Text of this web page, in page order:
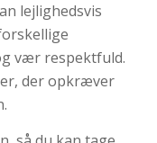
lejlighedsvis
vær respektfuld.
der opkræver